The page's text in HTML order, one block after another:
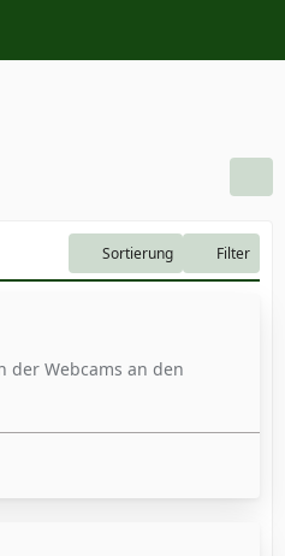
Sortierung Filter
der Webcams an den